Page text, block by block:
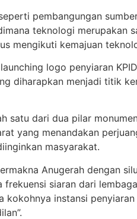
pembangungan
teknologi merupakan
mengikuti kemajuan
logo penyiaran
diharapkan menjadi titik
satu dari dua pilar
yang menandakan
masyarakat.
Anugerah dengan
frekuensi siaran dari
kokohnya instansi